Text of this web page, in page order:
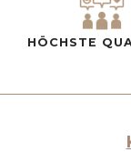
HÖCHSTE